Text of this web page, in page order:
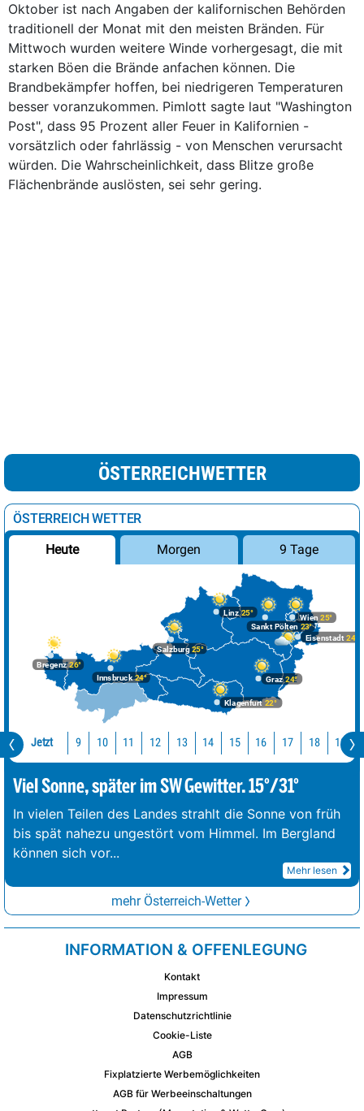
Oktober ist nach Angaben der kalifornischen Behörden
traditionell der Monat mit den meisten Bränden. Für
Mittwoch wurden weitere Winde vorhergesagt, die mit
starken Böen die Brände anfachen können. Die
Brandbekämpfer hoffen, bei niedrigeren Temperaturen
besser voranzukommen. Pimlott sagte laut "Washington
Post", dass 95 Prozent aller Feuer in Kalifornien -
vorsätzlich oder fahrlässig - von Menschen verursacht
würden. Die Wahrscheinlichkeit, dass Blitze große
Flächenbrände auslösten, sei sehr gering.
ÖSTERREICHWETTER
ÖSTERREICH WETTER
Heute Morgen 9 Tage
Bregenz26°
Graz24°
Innsbruck24°
Klagenfurt 22°
Linz25°
Salzburg25°
Wien 25°
Eisenstadt 24°
Sankt Pölten 23°
Jetzt 9 10 11 12 13 14 15 16 17 18 19
Viel Sonne, später im SW Gewitter. 15°/31°
In vielen Teilen des Landes strahlt die Sonne von früh
bis spät nahezu ungestört vom Himmel. Im Bergland
können sich vor...
Mehr lesen
mehr Österreich-Wetter
INFORMATION & OFFENLEGUNG
Kontakt
Impressum
Datenschutzrichtlinie
Cookie-Liste
AGB
Fixplatzierte Werbemöglichkeiten
AGB für Werbeeinschaltungen